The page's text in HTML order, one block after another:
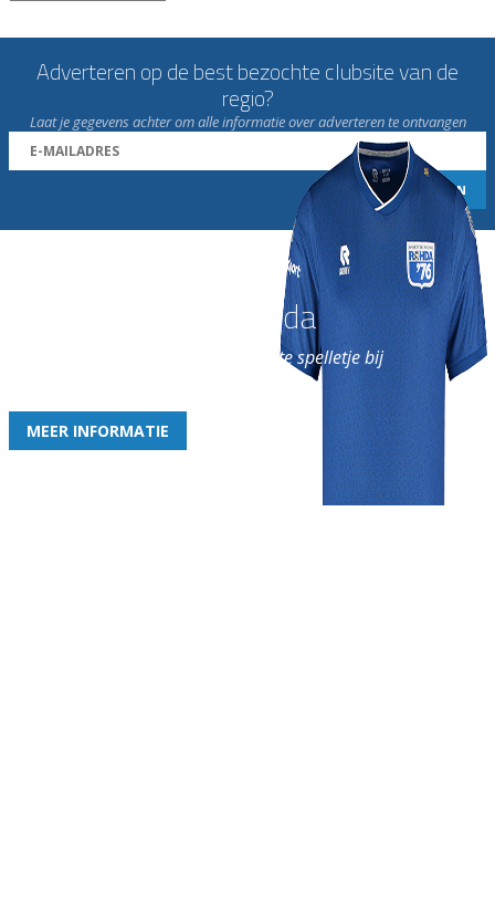
Adverteren op de best bezochte clubsite van de
regio?
Laat je gegevens achter om alle informatie over adverteren te ontvangen
Word nu lid van Rohda
en geniet iedere week van het leukste spelletje bij
MEER INFORMATIE